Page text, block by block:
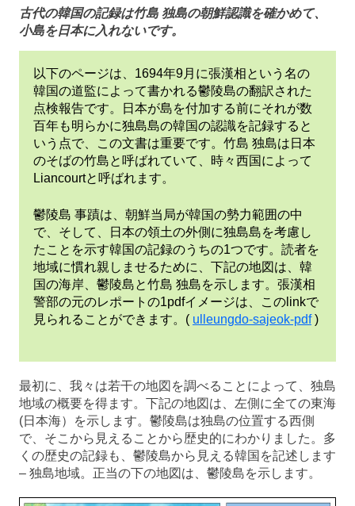
の
歴
史
古代の韓国の記録は竹島 独島の朝鮮認識を確かめて、
小島を日本に入れないです。
以下のページは、1694年9月に張漢相という名の
韓国の道監によって書かれる鬱陵島の翻訳された
点検報告です。日本が島を付加する前にそれが数
百年も明らかに独島島の韓国の認識を記録すると
いう点で、この文書は重要です。竹島 独島は日本
のそばの竹島と呼ばれていて、時々西国によって
Liancourtと呼ばれます。
鬱陵島 事蹟は、朝鮮当局が韓国の勢力範囲の中
で、そして、日本の領土の外側に独島島を考慮し
たことを示す韓国の記録のうちの1つです。読者を
地域に慣れ親しませるために、下記の地図は、韓
国の海岸、鬱陵島と竹島 独島を示します。張漢相
警部の元のレポートの1pdfイメージは、このlinkで
見られることができます。( ulleungdo-sajeok-pdf)
最初に、我々は若干の地図を調べることによって、独島
地域の概要を得ます。下記の地図は、左側に全ての東海
(日本海）を示します。鬱陵島は独島の位置する西側
で、そこから見えることから歴史的にわかりました。多
くの歴史の記録も、鬱陵島から見える韓国を記述します
– 独島地域。正当の下の地図は、鬱陵島を示します。